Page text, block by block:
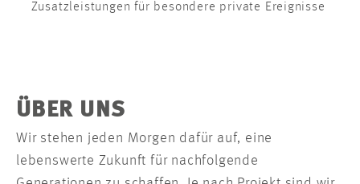
Zusatzleistungen für besondere private Ereignisse
ÜBER UNS
Wir stehen jeden Morgen dafür auf, eine
lebenswerte Zukunft für nachfolgende